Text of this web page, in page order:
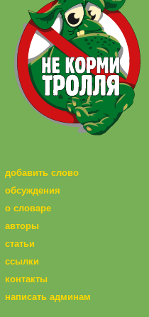
добавить слово
обсуждения
о словаре
авторы
статьи
ссылки
контакты
написать админам